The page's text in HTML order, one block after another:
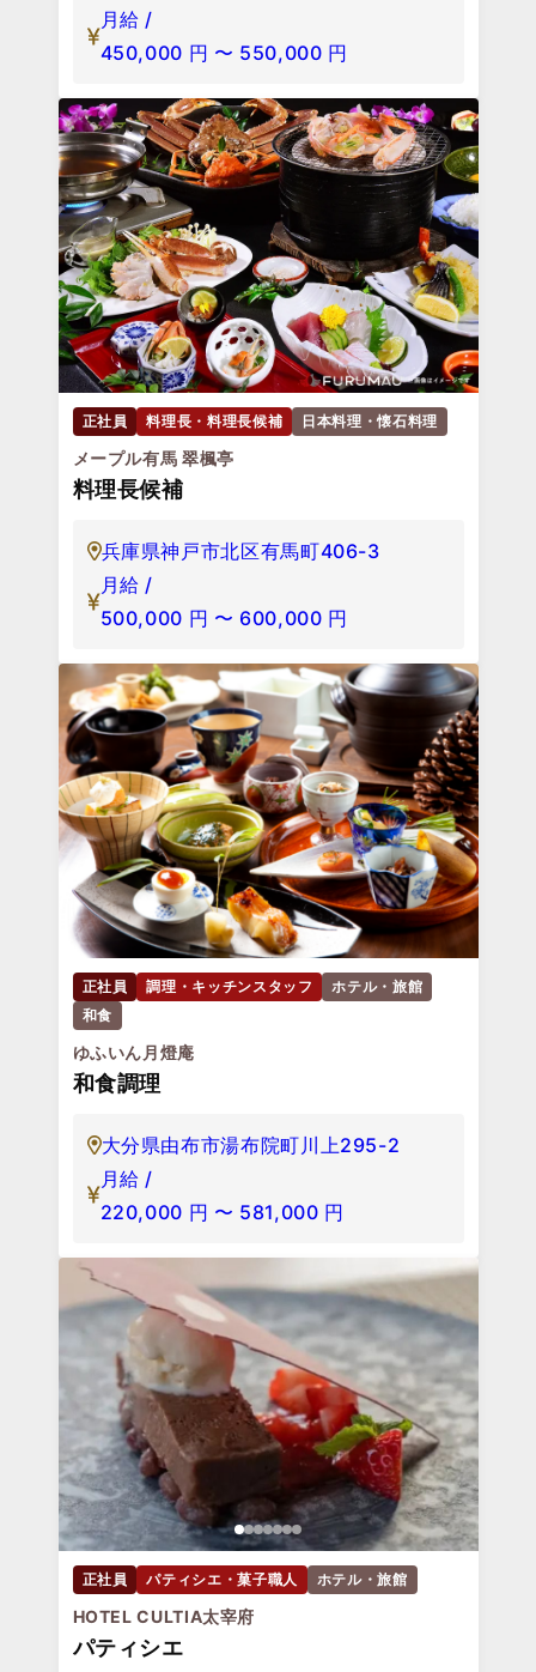
月給 /
450,000 円 〜 550,000 円
正社員 料理長・料理長候補 日本料理・懐石料理
メープル有馬 翠楓亭
料理長候補
兵庫県神戸市北区有馬町406-3
月給 /
500,000 円 〜 600,000 円
正社員 調理・キッチンスタッフ
ホテル・旅館
和食
ゆふいん月燈庵
和食調理
大分県由布市湯布院町川上295-2
月給 /
220,000 円 〜 581,000 円
正社員 パティシエ・菓子職人 ホテル・旅館
HOTEL CULTIA太宰府
パティシエ